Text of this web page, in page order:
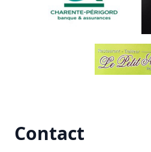
Contact